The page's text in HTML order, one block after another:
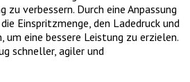
verbessern. Durch eine Anpassung
Einspritzmenge, den Ladedruck und
um eine bessere Leistung zu erzielen.
schneller, agiler und